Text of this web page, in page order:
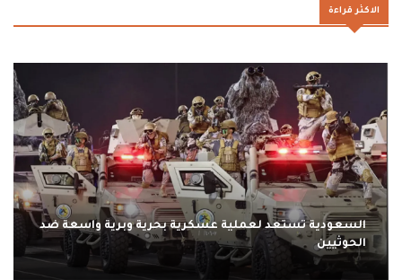
الاكثر قراءة
السعودية تستعد لعملية عسكرية بحرية وبرية واسعة ضد
الحوثيين